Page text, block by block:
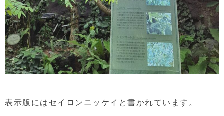
表示版にはセイロンニッケイと書かれています。